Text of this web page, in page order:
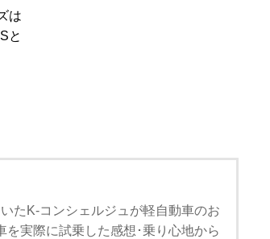
は
と
たK-コンシェルジュが軽自動車のお
実際に試乗した感想･乗り心地から